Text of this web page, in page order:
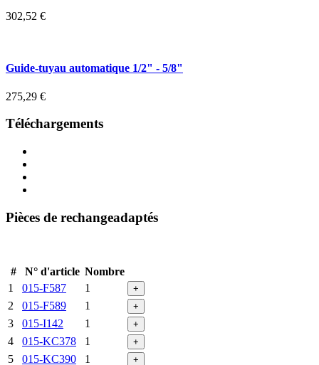
302,52 €
Guide-tuyau automatique 1/2" - 5/8"
275,29 €
Téléchargements
Pièces de rechangeadaptés
# N° d'article Nombre
1
015-F587 1 +
2 015-F589 1 +
3 015-I142 1 +
4 015-KC378 1 +
5 015-KC390 1 +